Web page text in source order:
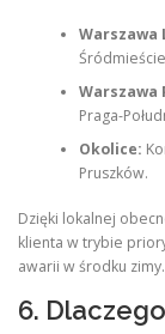
Warszawa
Warszawa
Praga-
Okolice:
Pruszków.
Dzięki lokalnej
klienta w trybie
awarii w środku zimy.
6.